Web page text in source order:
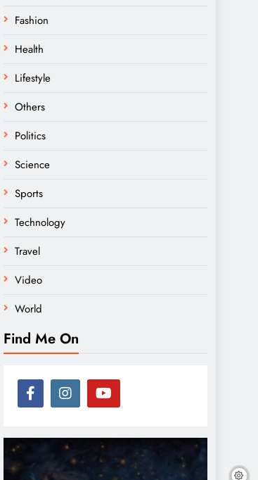
Fashion
Health
Lifestyle
Others
Politics
Science
Sports
Technology
Travel
Video
World
Find Me On